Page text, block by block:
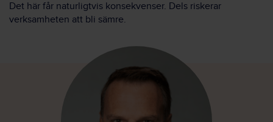
Det här får naturligtvis konsekvenser. Dels riskerar
verksamheten att bli sämre.